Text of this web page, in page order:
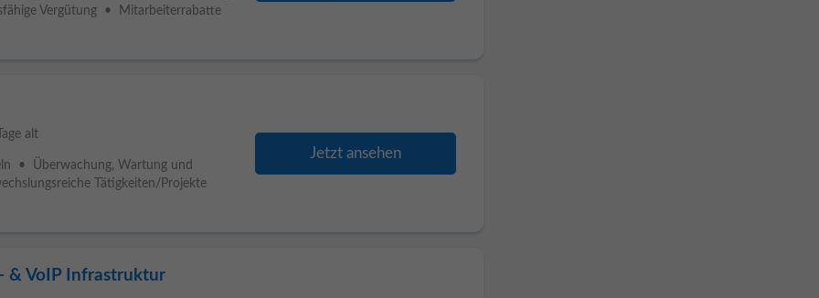
Vergütung • Mitarbeiterrabatte
alt
• Überwachung, Wartung und
Tätigkeiten/Projekte
Jetzt ansehen
& VoIP Infrastruktur